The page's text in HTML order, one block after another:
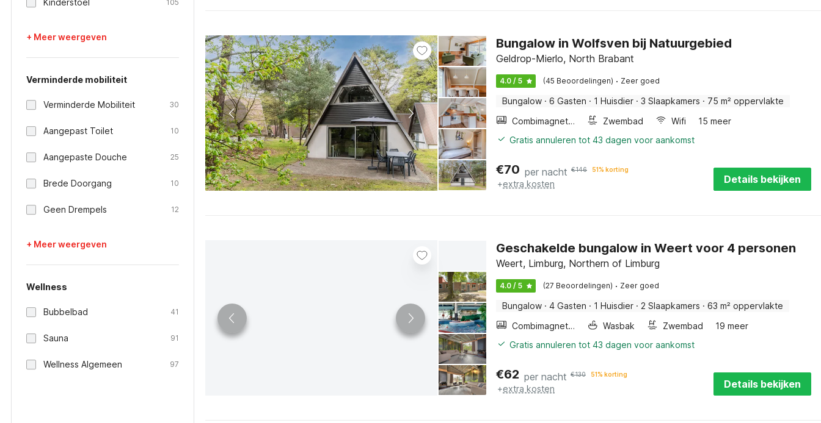
Kinderstoel 105
+ Meer weergeven
Verminderde mobiliteit
Verminderde Mobiliteit 30
Aangepast Toilet 10
Aangepaste Douche 25
Brede Doorgang 10
Geen Drempels 12
+ Meer weergeven
Wellness
Bubbelbad 41
Sauna 91
Wellness Algemeen 97
Bungalow in Wolfsven bij Natuurgebied
Geldrop-Mierlo, North Brabant
4.0 / 5 (45 Beoordelingen) · Zeer goed
Bungalow · 6 Gasten · 1 Huisdier · 3 Slaapkamers · 75 m² oppervlakte
Combimagnetron
Zwembad Wifi
15 meer
Gratis annuleren tot 43 dagen voor aankomst
€70 per nacht €146 51% korting
+extra kosten Details bekijken
Geschakelde bungalow in Weert voor 4 personen
Weert, Limburg, Northern of Limburg
4.0 / 5 (27 Beoordelingen) · Zeer goed
Bungalow · 4 Gasten · 1 Huisdier · 2 Slaapkamers · 63 m² oppervlakte
Combimagnetron
Wasbak Zwembad
19 meer
Gratis annuleren tot 43 dagen voor aankomst
€62 per nacht €130 51% korting
+extra kosten Details bekijken